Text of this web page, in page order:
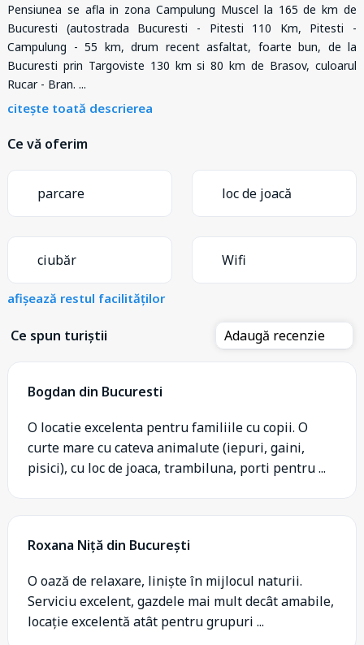
Pensiunea se afla in zona Campulung Muscel la 165 de km de
Bucuresti (autostrada Bucuresti - Pitesti 110 Km, Pitesti -
Campulung - 55 km, drum recent asfaltat, foarte bun, de la
Bucuresti prin Targoviste 130 km si 80 km de Brasov, culoarul
Rucar - Bran. ...
citește toată descrierea
Ce vă oferim
parcare loc de joacă
ciubăr Wifi
afișează restul facilităților
Ce spun turiștii Adaugă recenzie
Bogdan din Bucuresti
O locatie excelenta pentru familiile cu copii. O
curte mare cu cateva animalute (iepuri, gaini,
pisici), cu loc de joaca, trambiluna, porti pentru ...
Roxana Niță din București
O oază de relaxare, liniște în mijlocul naturii.
Serviciu excelent, gazdele mai mult decât amabile,
locație excelentă atât pentru grupuri ...